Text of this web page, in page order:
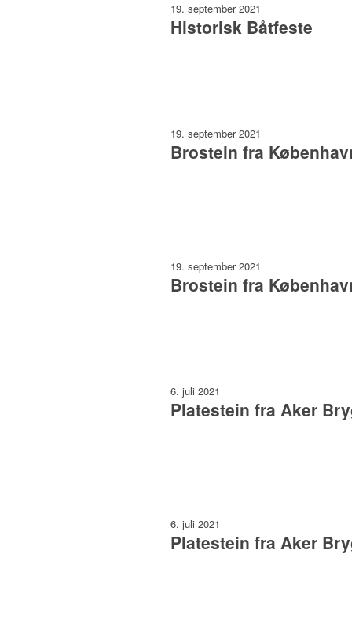
19. september 2021
Historisk Båtfeste
19. september 2021
Brostein fra
19. september 2021
Brostein fra
6. juli 2021
Platestein fra Aker
6. juli 2021
Platestein fra Aker